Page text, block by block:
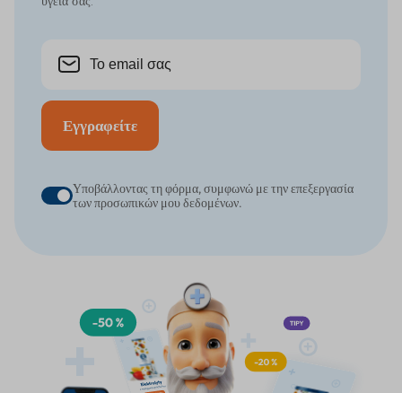
Εγγραφείτε
Υποβάλλοντας τη φόρμα, συμφωνώ με την επεξεργασία
των προσωπικών μου δεδομένων.